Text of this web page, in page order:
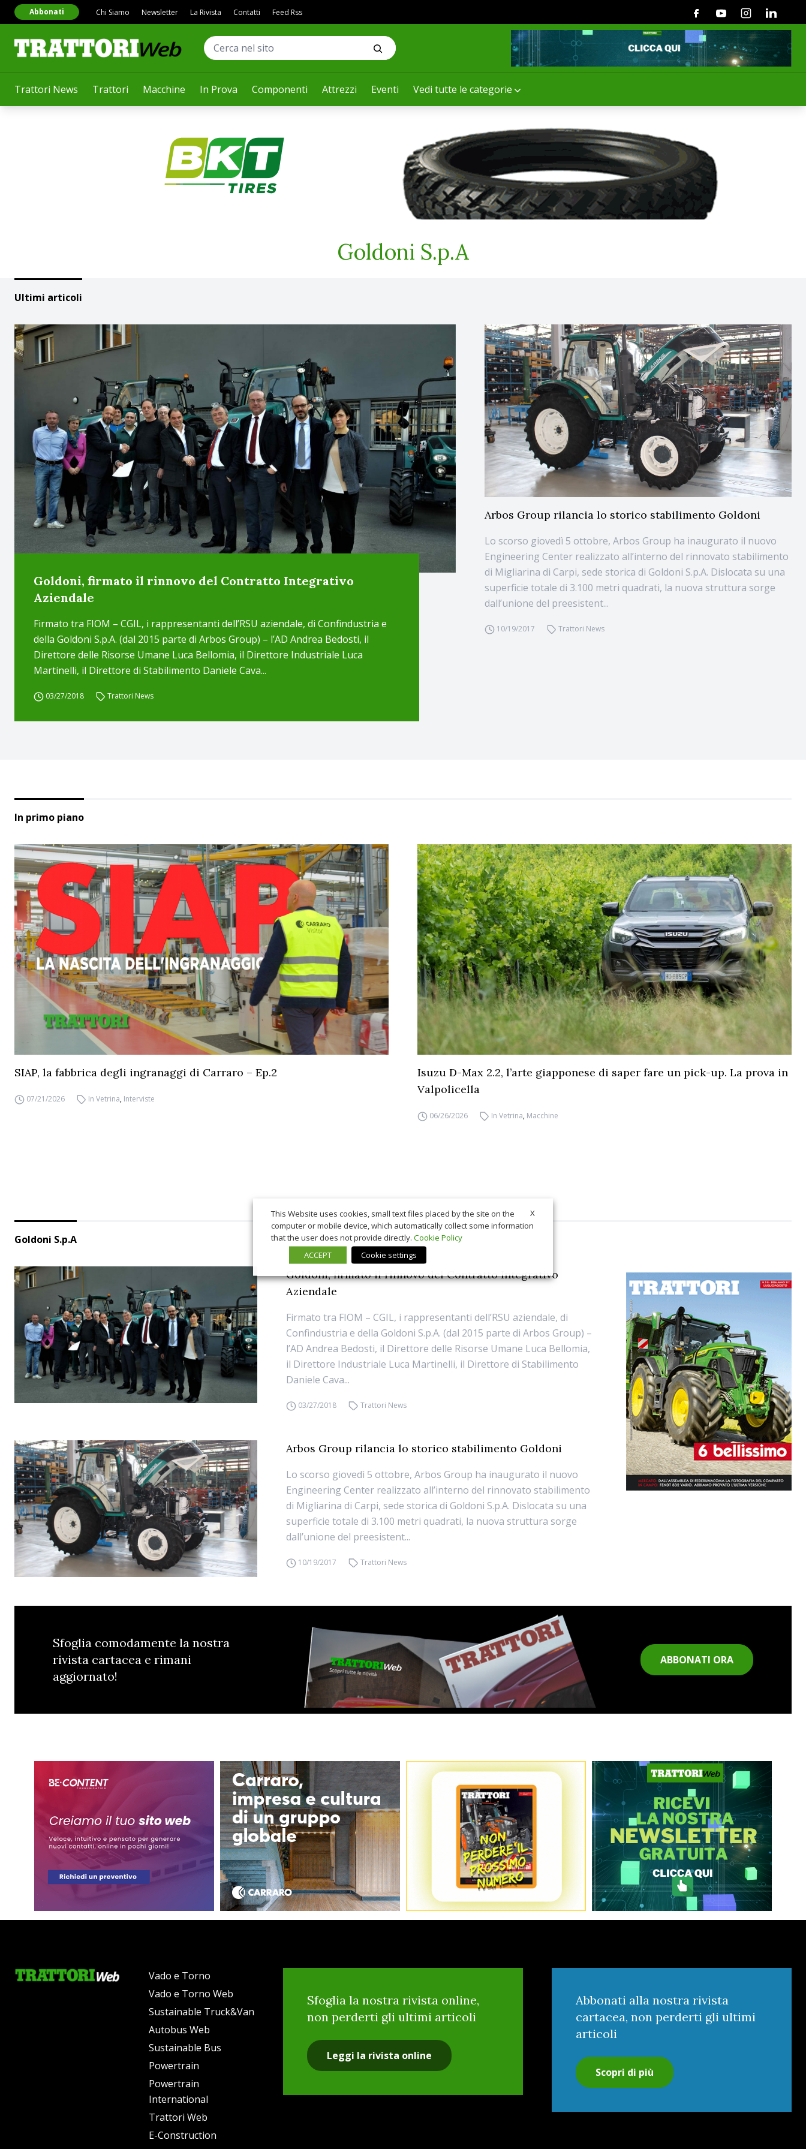
Trattori News Trattori Macchine In Prova Componenti Attrezzi Eventi Vedi tutte le categorie
Abbonati Chi Siamo Newsletter La Rivista Contatti Feed Rss FacebookYoutubeInstagramLinkedin
Goldoni S.p.A
Ultimi articoli
Goldoni, firmato il rinnovo del Contratto Integrativo
Aziendale
Firmato tra FIOM – CGIL, i rappresentanti dell’RSU aziendale, di Confindustria e
della Goldoni S.p.A. (dal 2015 parte di Arbos Group) – l’AD Andrea Bedosti, il
Direttore delle Risorse Umane Luca Bellomia, il Direttore Industriale Luca
Martinelli, il Direttore di Stabilimento Daniele Cava...
03/27/2018 Trattori News
Arbos Group rilancia lo storico stabilimento Goldoni
Lo scorso giovedì 5 ottobre, Arbos Group ha inaugurato il nuovo
Engineering Center realizzato all’interno del rinnovato stabilimento
di Migliarina di Carpi, sede storica di Goldoni S.p.A. Dislocata su una
superficie totale di 3.100 metri quadrati, la nuova struttura sorge
dall’unione del preesistent...
10/19/2017 Trattori News
In primo piano
SIAP, la fabbrica degli ingranaggi di Carraro – Ep.2
07/21/2026 In Vetrina, Interviste
Isuzu D-Max 2.2, l’arte giapponese di saper fare un pick-up. La prova in
Valpolicella
06/26/2026 In Vetrina, Macchine
Goldoni S.p.A
Goldoni, firmato il rinnovo del Contratto Integrativo
Aziendale
Firmato tra FIOM – CGIL, i rappresentanti dell’RSU aziendale, di
Confindustria e della Goldoni S.p.A. (dal 2015 parte di Arbos Group) –
l’AD Andrea Bedosti, il Direttore delle Risorse Umane Luca Bellomia,
il Direttore Industriale Luca Martinelli, il Direttore di Stabilimento
Daniele Cava...
03/27/2018 Trattori News
Arbos Group rilancia lo storico stabilimento Goldoni
Lo scorso giovedì 5 ottobre, Arbos Group ha inaugurato il nuovo
Engineering Center realizzato all’interno del rinnovato stabilimento
di Migliarina di Carpi, sede storica di Goldoni S.p.A. Dislocata su una
superficie totale di 3.100 metri quadrati, la nuova struttura sorge
dall’unione del preesistent...
10/19/2017 Trattori News
Sfoglia comodamente la nostra
rivista cartacea e rimani
aggiornato!
ABBONATI ORA
Vado e Torno
Vado e Torno Web
Sustainable Truck&Van
Autobus Web
Sustainable Bus
Powertrain
Powertrain
International
Trattori Web
E-Construction
Sfoglia la nostra rivista online,
non perderti gli ultimi articoli
Leggi la rivista online
Abbonati alla nostra rivista
cartacea, non perderti gli ultimi
articoli
Scopri di più
X
This Website uses cookies, small text files placed by the site on the
computer or mobile device, which automatically collect some information
that the user does not provide directly. Cookie Policy
ACCEPT
Cookie settings